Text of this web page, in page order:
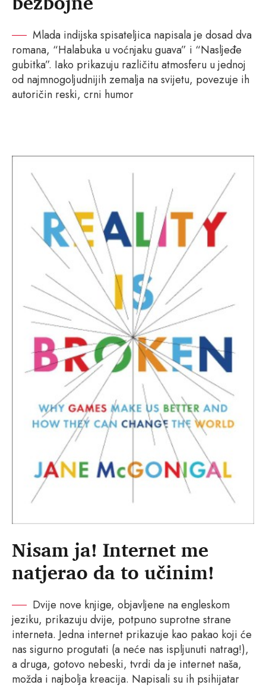
Mlada indijska spisateljica napisala je dosad dva
romana, “Halabuka u voćnjaku guava” i “Nasljeđe
gubitka”. Iako prikazuju različitu atmosferu u jednoj
od najmnogoljudnijih zemalja na svijetu, povezuje ih
autoričin reski, crni humor
Nisam ja! Internet me
natjerao da to učinim!
Dvije nove knjige, objavljene na engleskom
jeziku, prikazuju dvije, potpuno suprotne strane
interneta. Jedna internet prikazuje kao pakao koji će
nas sigurno progutati (a neće nas ispljunuti natrag!),
a druga, gotovo nebeski, tvrdi da je internet naša,
možda i najbolja kreacija. Napisali su ih psihijatar